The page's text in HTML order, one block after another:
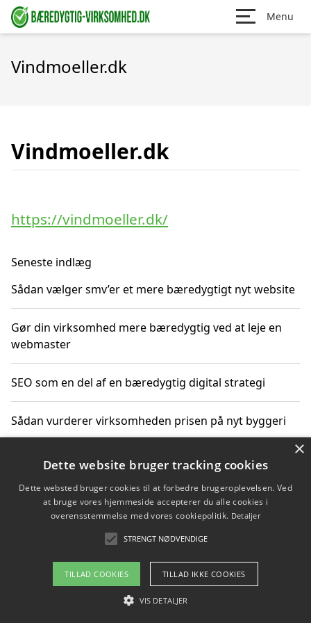
Menu
Vindmoeller.dk
Vindmoeller.dk
https://vindmoeller.dk/
Seneste indlæg
Sådan vælger smv’er et mere bæredygtigt nyt website
Gør din virksomhed mere bæredygtig ved at leje en
webmaster
SEO som en del af en bæredygtig digital strategi
Sådan vurderer virksomheden prisen på nyt byggeri
Sådan får du hjælp til en hjemmeside uden binding
Copyright 2026 - Pilanto Aps
Om / kontakt
Blog Betingelser
×
Dette website bruger tracking cookies
Dette websted bruger cookies til at forbedre brugeroplevelsen. Ved
at bruge vores hjemmeside accepterer du alle cookies i
overensstemmelse med vores cookiepolitik. Detaljer
STRENGT NØDVENDIGE
TILLAD COOKIES TILLAD IKKE COOKIES
VIS DETALJER